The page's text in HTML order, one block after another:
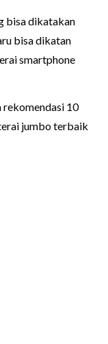
bisa dikatakan
bisa dikatan
smartphone
rekomendasi 10
jumbo terbaik